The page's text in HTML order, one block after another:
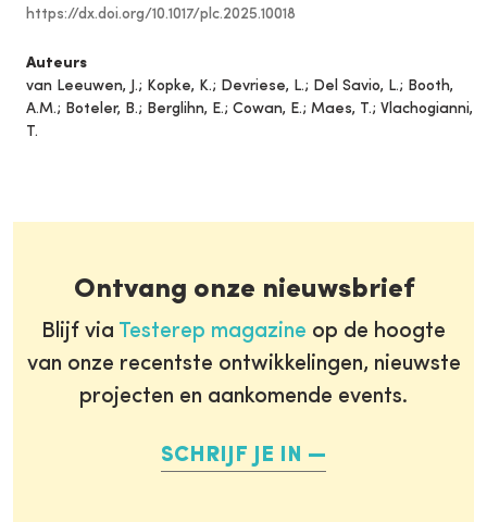
https://dx.doi.org/10.1017/plc.2025.10018
Auteurs
van Leeuwen, J.; Kopke, K.; Devriese, L.; Del Savio, L.; Booth,
A.M.; Boteler, B.; Berglihn, E.; Cowan, E.; Maes, T.; Vlachogianni,
T.
Ontvang onze nieuwsbrief
Blijf via Testerep magazine op de hoogte
van onze recentste ontwikkelingen, nieuwste
projecten en aankomende events.
SCHRIJF JE IN